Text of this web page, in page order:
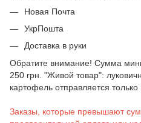
Новая Почта
УкрПошта
Доставка в руки
Обратите внимание! Сумма
250 грн. "Живой товар":
картофель отправляется
Заказы, которые превышают